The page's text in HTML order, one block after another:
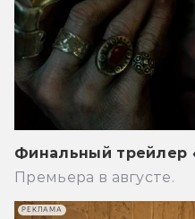
Финальный трейлер
Премьера в августе.
РЕКЛАМА